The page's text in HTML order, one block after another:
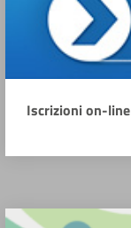
Iscrizioni on-line